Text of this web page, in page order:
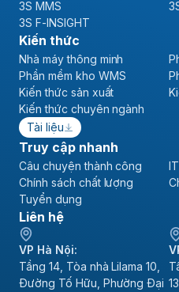
3S MMS
3S F-INSIGHT
Kiến thức
Nhà máy thông minh
Phần mềm kho WMS
Kiến thức sản xuất
Kiến thức chuyên ngành
Tài liệu
Truy cập nhanh
Câu chuyện thành công
Chính sách chất lượng
Tuyển dụng
Liên hệ
VP Hà Nội:
Tầng 14, Tòa nhà Lilama 10,
Đường Tố Hữu, Phường Đại